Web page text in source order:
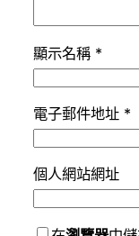
顯示名稱 *
電子郵件地址 *
個人網站網址